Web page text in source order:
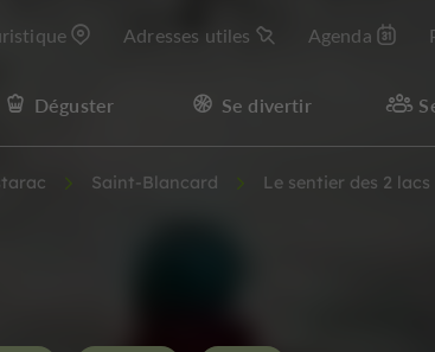
Adresses utiles Agenda
Déguster Se divertir
Saint-Blancard Le sentier des 2 lacs